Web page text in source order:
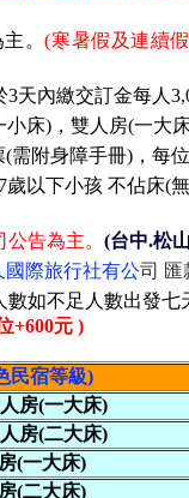
主。(寒暑假及連續
天內繳交訂金每人
床)，雙人房(一大
需附身障手冊)，每
歲以下小孩 不佔床(
告為主。 (台中.松
國際旅行社有公司 匯
如不足人數出發七
+600元 )
民宿等級)
房(一大床)
房(二大床)
(一大床)
(二大床)